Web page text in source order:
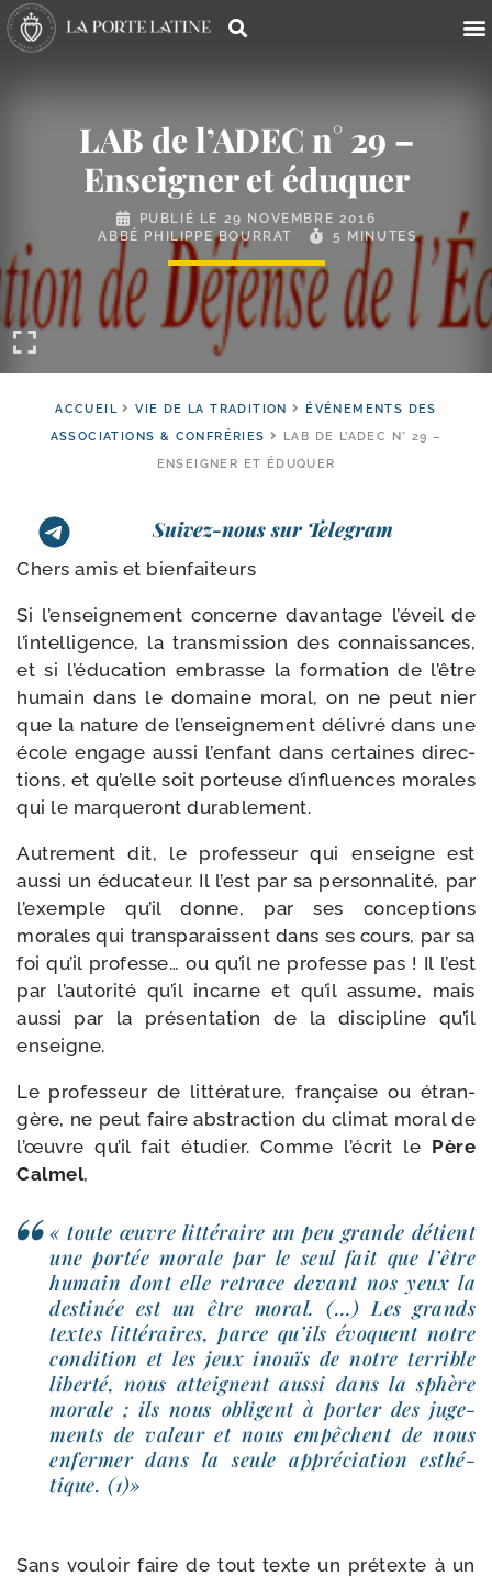
LAB de l’ADEC n° 29 –
Enseigner et éduquer
PUBLIÉ LE 29 NOVEMBRE 2016
ABBÉ PHILIPPE BOURRAT
5 MINUTES
ACCUEIL VIE DE LA TRADITION
ÉVÉNEMENTS DES
ASSOCIATIONS & CONFRÉRIES
LAB DE L’ADEC N° 29 –
ENSEIGNER ET ÉDUQUER
Suivez-nous sur Telegram
Chers amis et bienfaiteurs
Si l’en­sei­gne­ment concerne davan­tage l’é­veil de
l’in­tel­li­gence, la trans­mis­sion des connais­sances,
et si l’é­du­ca­tion embrasse la for­ma­tion de l’être
humain dans le domaine moral, on ne peut nier
que la nature de l’en­sei­gne­ment déli­vré dans une
école engage aus­si l’en­fant dans cer­taines direc­
tions, et qu’elle soit por­teuse d’in­fluences morales
qui le mar­que­ront durablement.
Autrement dit, le pro­fes­seur qui enseigne est
aus­si un édu­ca­teur. Il l’est par sa per­son­na­li­té, par
l’exemple qu’il donne, par ses concep­tions
morales qui trans­pa­raissent dans ses cours, par sa
foi qu’il pro­fesse… ou qu’il ne pro­fesse pas ! Il l’est
par l’au­to­ri­té qu’il incarne et qu’il assume, mais
aus­si par la pré­sen­ta­tion de la dis­ci­pline qu’il
enseigne.
Le pro­fes­seur de lit­té­ra­ture, fran­çaise ou étran­
gère, ne peut faire abs­trac­tion du cli­mat moral de
l’œuvre qu’il fait étu­dier. Comme l’é­crit le Père
Calmel,
« toute œuvre lit­té­raire un peu grande détient
une por­tée morale par le seul fait que l’être
humain dont elle retrace devant nos yeux la
des­ti­née est un être moral. (…) Les grands
textes lit­té­raires, parce qu’ils évoquent notre
condi­tion et les jeux inouïs de notre ter­rible
liber­té, nous atteignent aus­si dans la sphère
morale ; ils nous obligent à por­ter des juge­
ments de valeur et nous empêchent de nous
enfer­mer dans la seule appré­cia­tion esthé­
tique. (1)»
Sans vou­loir faire de tout texte un pré­texte à un